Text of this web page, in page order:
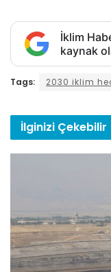
İklim
kaynak
Tags: 2030 iklim
İlginizi Çekebilir